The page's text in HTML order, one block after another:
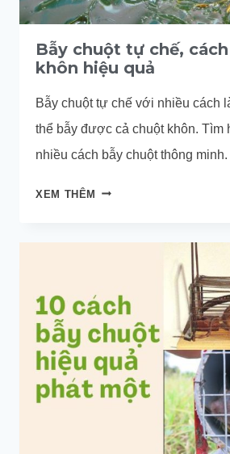
Bẫy chuột tự chế,
khôn hiệu quả
Bẫy chuột tự chế với nhiều cách
thể bẫy được cả chuột khôn. Tìm
nhiều cách bẫy chuột thông minh.
XEM THÊM BẪY
CHUỘT
KHÔN
QUẢ